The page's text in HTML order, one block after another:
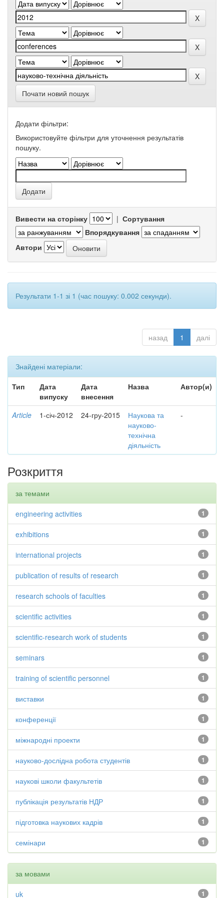
Почати новий пошук
Додати фільтри:
Використовуйте фільтри для уточнення результатів
пошуку.
Вивести на сторінку | Сортування
Впорядкування
Автори
Результати 1-1 зі 1 (час пошуку: 0.002 секунди).
назад 1 далі
Знайдені матеріали:
Тип
Дата
випуску
Дата
внесення
Назва Автор(и)
Article 1-січ-2012 24-гру-2015
Наукова та
науково-
технічна
діяльність
-
Розкриття
за темами
1
engineering activities
1
exhibitions
1
international projects
1
publication of results of research
1
research schools of faculties
1
scientific activities
1
scientific-research work of students
1
seminars
1
training of scientific personnel
1
виставки
1
конференції
1
міжнародні проекти
1
науково-дослідна робота студентів
1
наукові школи факультетів
1
публікація результатів НДР
1
підготовка наукових кадрів
1
семінари
за мовами
1
uk